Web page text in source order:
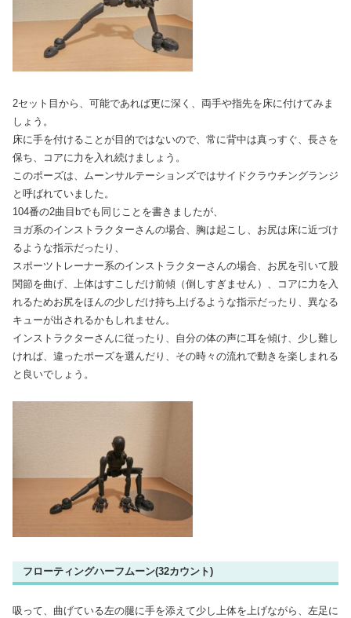
2セット目から、可能であれば更に深く、両手や指先を床に付けてみま
しょう。
床に手を付けることが目的ではないので、常に背中は真っすぐ、長さを
保ち、コアに力を入れ続けましょう。
このポーズは、ムーンサルテーションズではサイドクラウチングランジ
と呼ばれていました。
104番の2曲目bでも同じことを書きましたが、
ヨガ系のインストラクターさんの場合、胸は起こし、お尻は床に近づけ
るような指示だったり、
スポーツトレーナー系のインストラクターさんの場合、お尻を引いて股
関節を曲げ、上体はすこしだけ前傾（倒しすぎません）、コアに力を入
れるためお尻をほんの少しだけ持ち上げるような指示だったり、異なる
キューが出されるかもしれません。
インストラクターさんに従ったり、自分の体の声に耳を傾け、少し難し
ければ、違ったポーズを選んだり、その時々の流れで動きを楽しまれる
と良いでしょう。
フローティングハーフムーン(32カウント)
吸って、曲げている左の腿に手を添えて少し上体を上げながら、左足に